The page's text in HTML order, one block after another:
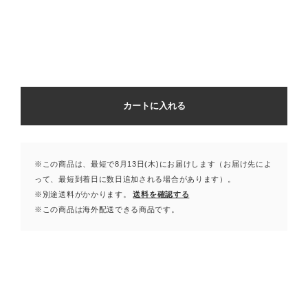
カートに入れる
※この商品は、最短で8月13日(木)にお届けします（お届け先によ
って、最短到着日に数日追加される場合があります）。
※別途送料がかかります。
送料を確認する
※この商品は海外配送できる商品です。